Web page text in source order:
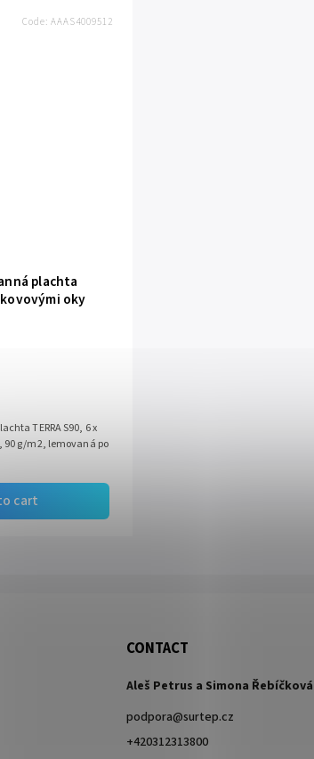
plachta
kovovými oky
cart
TERRA S90, 6 x
90 g/m2, lemovaná po
Code:AAAS4009512
CONTACT
Aleš Petrus a Simona Řebíčková
podpora@surtep.cz
+420312313800